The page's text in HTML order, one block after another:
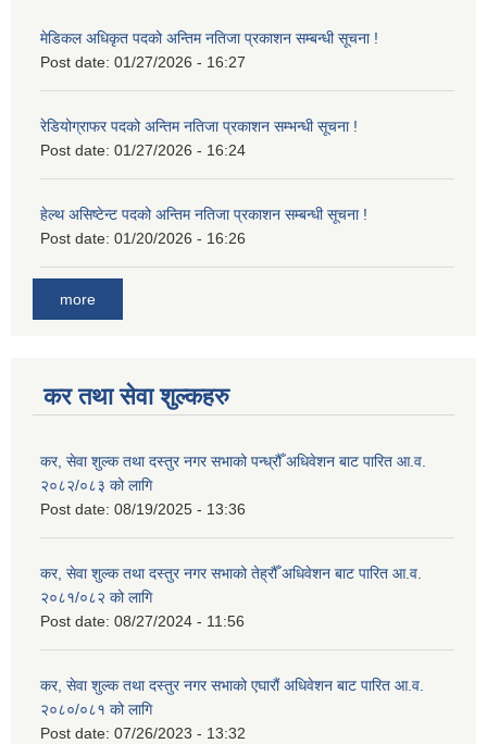
मेडिकल अधिकृत पदको अन्तिम नतिजा प्रकाशन सम्बन्धी सूचना !
Post date: 01/27/2026 - 16:27
रेडियोग्राफर पदको अन्तिम नतिजा प्रकाशन सम्भन्धी सूचना !
Post date: 01/27/2026 - 16:24
हेल्थ असिष्टेन्ट पदको अन्तिम नतिजा प्रकाशन सम्बन्धी सूचना !
Post date: 01/20/2026 - 16:26
more
कर तथा सेवा शुल्कहरु
कर, सेवा शुल्क तथा दस्तुर नगर सभाको पन्ध्रौँ अधिवेशन बाट पारित आ.व.
२०८२/०८३ को लागि
Post date: 08/19/2025 - 13:36
कर, सेवा शुल्क तथा दस्तुर नगर सभाको तेह्रौँ अधिवेशन बाट पारित आ.व.
२०८१/०८२ को लागि
Post date: 08/27/2024 - 11:56
कर, सेवा शुल्क तथा दस्तुर नगर सभाको एघारौं अधिवेशन बाट पारित आ.व.
२०८०/०८१ को लागि
Post date: 07/26/2023 - 13:32